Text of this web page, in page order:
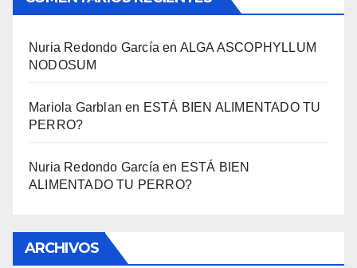
Nuria Redondo García en ALGA ASCOPHYLLUM
NODOSUM
Mariola Garblan en ESTÁ BIEN ALIMENTADO TU
PERRO?
Nuria Redondo García en ESTÁ BIEN
ALIMENTADO TU PERRO?
ARCHIVOS